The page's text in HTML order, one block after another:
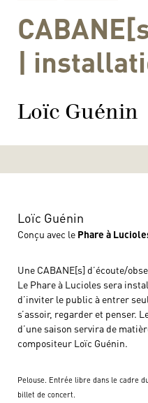
|
Loïc Guénin
Loïc Guénin
Conçu avec le Phare à
Une CABANE[s] d’écoute/
Le Phare à Lucioles sera
d’inviter le public à entrer
s’assoir, regarder et penser.
d’une saison servira de
compositeur Loïc Guénin.
Pelouse. Entrée libre dans le cadre
billet de concert.